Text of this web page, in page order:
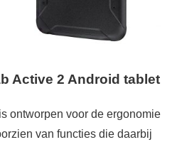
Active 2 Android tablet
ontworpen voor de ergonomie
van functies die daarbij